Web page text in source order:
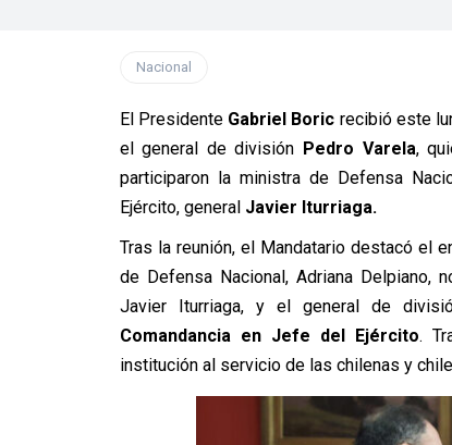
Nacional
El PresidenteGabriel Boric recibió este
el general de división Pedro Varela,
participaron la ministra de Defensa
Ejército, general Javier Iturriaga.
Tras la reunión, el Mandatario destacó el
de Defensa Nacional, Adriana Delpiano,
Javier Iturriaga, y el general de
Comandancia en Jefe del Ejército.
institución al servicio de las chilenas y